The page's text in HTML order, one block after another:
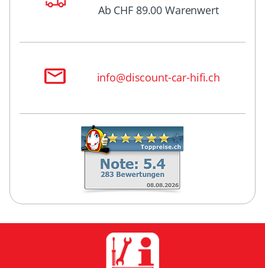
Ab CHF 89.00 Warenwert
info@discount-car-hifi.ch